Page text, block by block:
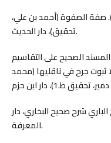
الجوزي عبد الرحمن بن علي. (2000). صفة الصفوة (أحمد بن علي،
تحقيق)، دار الحديث.
ابن حبان: المسند الصحيح على التقاسيم
ثبوت جرح في ناقليها (محمد
بن علي. (1379). فتح الباري شرح صحيح البخاري، دار
المعرفة.